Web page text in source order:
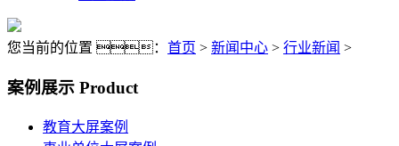
您当前的位置 ： 首页 > 新闻中心 > 行业新闻 >
案例展示 Product
教育大屏案例